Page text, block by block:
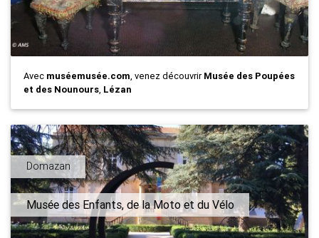
Avec muséemusée.com, venez découvrirMusée des Poupées
et des Nounours, Lézan
Domazan
Musée des Enfants, de la Moto et du Vélo